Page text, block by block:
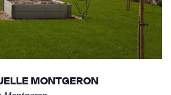
MONTGERON